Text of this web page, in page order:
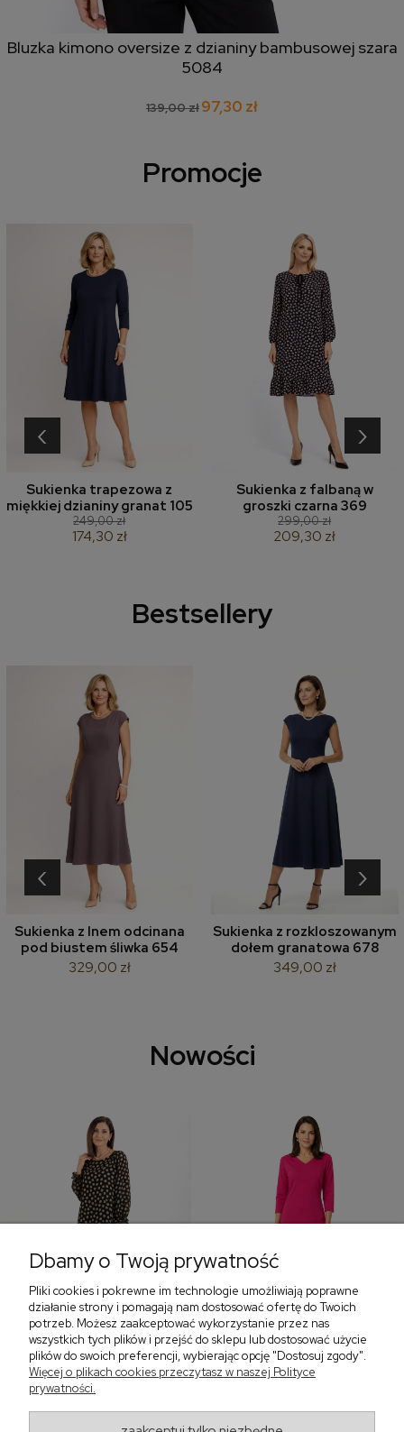
Bluzka kimono oversize z dzianiny bambusowej szara
5084
139,00 zł97,30 zł
Promocje
Sukienka trapezowa z
miękkiej dzianiny granat 105
249,00 zł
174,30 zł
Sukienka z falbaną w
groszki czarna 369
299,00 zł
209,30 zł
‹ ›
Bestsellery
Sukienka z lnem odcinana
pod biustem śliwka 654
329,00 zł
Sukienka z rozkloszowanym
dołem granatowa 678
349,00 zł
‹ ›
Nowości
Sukienka z falbaną i
bufiastym rękawem w
Sukienka z dekoltem w
299,00 zł
‹
Dbamy o Twoją prywatność
Pliki cookies i pokrewne im technologie umożliwiają poprawne
działanie strony i pomagają nam dostosować ofertę do Twoich
potrzeb. Możesz zaakceptować wykorzystanie przez nas
wszystkich tych plików i przejść do sklepu lub dostosować użycie
plików do swoich preferencji, wybierając opcję "Dostosuj zgody".
Więcej o plikach cookies przeczytasz w naszej Polityce
prywatności.